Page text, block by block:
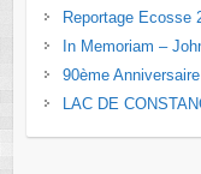
Reportage Ecosse
In Memoriam –
90ème
LAC DE